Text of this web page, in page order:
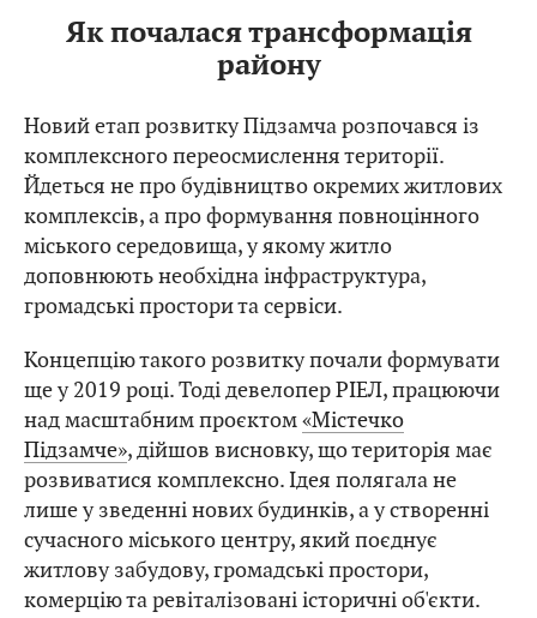
Як почалася трансформація
району
Новий етап розвитку Підзамча розпочався із
комплексного переосмислення території.
Йдеться не про будівництво окремих житлових
комплексів, а про формування повноцінного
міського середовища, у якому житло
доповнюють необхідна інфраструктура,
громадські простори та сервіси.
Концепцію такого розвитку почали формувати
ще у 2019 році. Тоді девелопер РІЕЛ, працюючи
над масштабним проєктом«Містечко
Підзамче», дійшов висновку, що територія має
розвиватися комплексно. Ідея полягала не
лише у зведенні нових будинків, а у створенні
сучасного міського центру, який поєднує
житлову забудову, громадські простори,
комерцію та ревіталізовані історичні об'єкти.